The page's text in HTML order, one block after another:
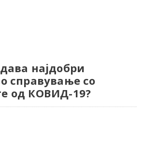
најдобри
справување со
од КОВИД-19?